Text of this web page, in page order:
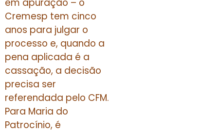
em apuração – o
Cremesp tem cinco
anos para julgar o
processo e, quando a
pena aplicada é a
cassação, a decisão
precisa ser
referendada pelo CFM.
Para Maria do
Patrocínio, é